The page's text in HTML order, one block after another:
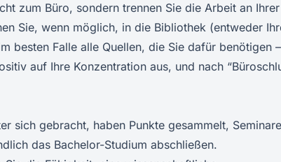
zum Büro, sondern trennen Sie die Arbeit an Ihrer
Sie, wenn möglich, in die Bibliothek (entweder
besten Falle alle Quellen, die Sie dafür benötigen –
auf Ihre Konzentration aus, und nach
sich gebracht, haben Punkte gesammelt,
das Bachelor-Studium abschließen.